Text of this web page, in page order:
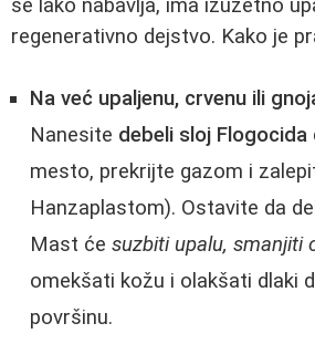
se lako nabavlja, ima izuzetno
regenerativno dejstvo. Kako je
Na već upaljenu, crvenu ili
Nanesite debeli sloj Flogocida
mesto, prekrijte gazom i
Hanzaplastom). Ostavite da
Mast će suzbiti upalu, smanjiti
omekšati kožu i olakšati dlaki
površinu.